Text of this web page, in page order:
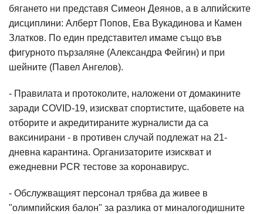
бягането ни представя Симеон Деянов, а в алпийските
дисциплини: Алберт Попов, Ева Вукадинова и Камен
Златков. По един представител имаме също във
фигурното пързаляне (Александра Фейгин) и при
шейните (Павел Ангелов).
- Правилата и протоколите, наложени от домакините
заради COVID-19, изискват спортистите, щабовете на
отборите и акредитираните журналисти да са
ваксинирани - в противен случай подлежат на 21-
дневна карантина. Организаторите изискват и
ежедневни PCR тестове за коронавирус.
- Обслужващият персонал трябва да живее в
"олимпийския балон" за разлика от миналогодишните